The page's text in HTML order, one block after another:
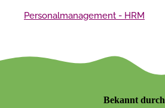
Personalmanagement - HRM
Bekannt durch